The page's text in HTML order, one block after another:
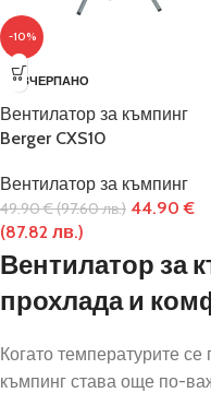
-10%
ИЗЧЕРПАНО
Вентилатор за къмпинг
Berger CXS10
Вентилатор за къмпинг
49.90€(97.60 лв.) 44.90€
(87.82 лв.)
Вентилатор за
прохлада и
Когато температурите се
къмпинг става още по-